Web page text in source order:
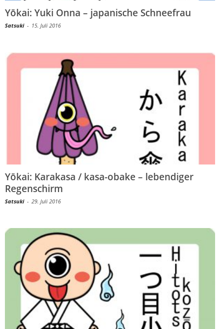
Yōkai: Yuki Onna – japanische Schneefrau
Satsuki - 15. Juli 2016
Yōkai: Karakasa / kasa-obake – lebendiger
Regenschirm
Satsuki - 29. Juli 2016